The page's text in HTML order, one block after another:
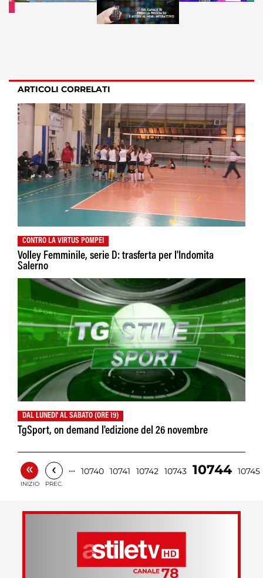
ARTICOLI CORRELATI
CONTRO LA VIRTUS POMPEI
Volley Femminile, serie D: trasferta per l'Indomita
Salerno
DAL LUNEDI' AL SABATO (ORE 19)
TgSport, on demand l'edizione del 26 novembre
«
INIZIO
‹
PREC.
… 10740 10741 10742 10743 10744 10745